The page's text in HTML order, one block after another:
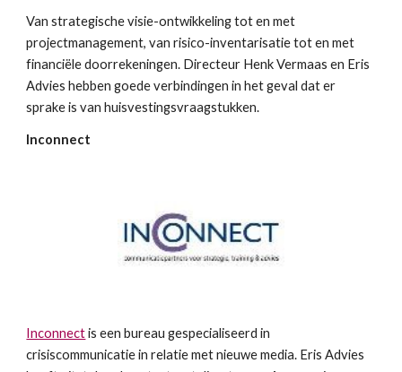
Van strategische visie-ontwikkeling tot en met
projectmanagement, van risico-inventarisatie tot en met
financiële doorrekeningen. Directeur Henk Vermaas en Eris
Advies hebben goede verbindingen in het geval dat er
sprake is van huisvestingsvraagstukken.
Inconnect
Inconnect is een bureau gespecialiseerd in
crisiscommunicatie in relatie met nieuwe media. Eris Advies